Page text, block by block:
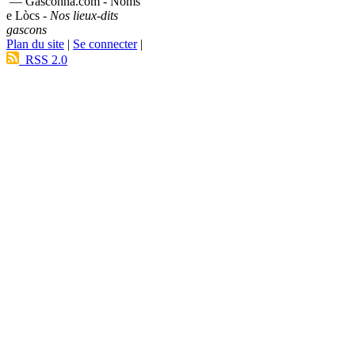
e Lòcs - Nos lieux-dits
gascons
Plan du site | Se connecter|
RSS 2.0